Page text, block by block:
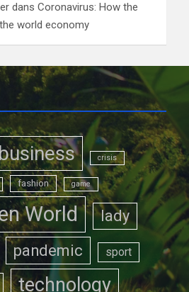
dansCoronavirus: How the
world economy
business crisis
fashion game
World lady
pandemic sport
technology